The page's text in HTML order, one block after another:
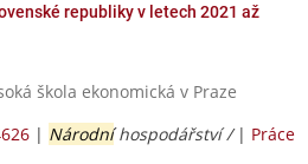
republiky v letech 2021 až
škola ekonomická v Praze
| Národníhospodářství / | Práce